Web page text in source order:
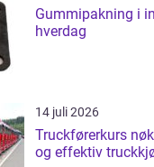
Gummipakning i
hverdag
14 juli 2026
Truckførerkurs nøkkelen til trygg
og effektiv